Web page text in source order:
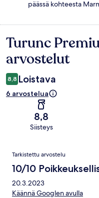
päässä kohteesta
Arvostelut
Turunc
arvostelut
8,8 Loistava
6 arvostelua
8,8
Siisteys
Arvostelut
Tarkistettu arvostelu
10/10
20.3.2023
Käännä Googlen avulla